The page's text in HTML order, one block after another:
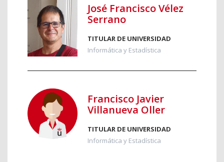
José Francisco Vélez
Serrano
TITULAR DE UNIVERSIDAD
Informática y Estadística
Francisco Javier
Villanueva Oller
TITULAR DE UNIVERSIDAD
Informática y Estadística